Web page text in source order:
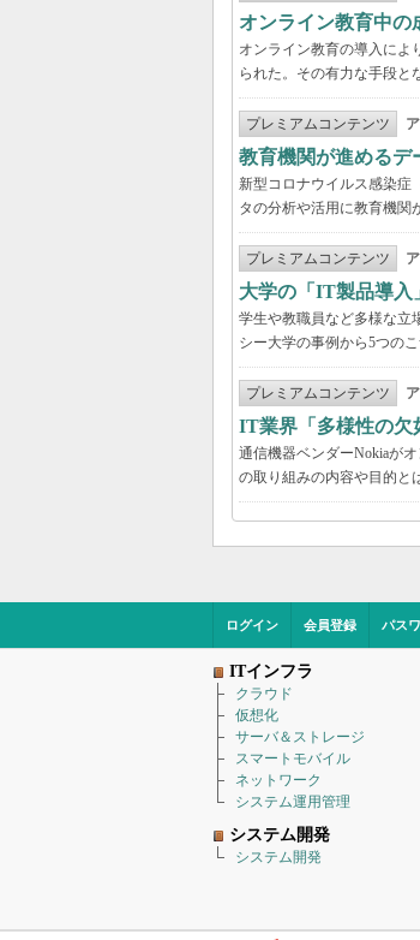
オンライン教育中
オンライン教育の導入によ
られた。その有力な手段と
プレミアムコンテンツ
教育機関が進める
新型コロナウイルス感染症
タの分析や活用に教育機関
プレミアムコンテンツ
大学の「IT製品導
学生や教職員など多様な立
シー大学の事例から5つのこ
プレミアムコンテンツ
IT業界「多様性の
通信機器ベンダーNokiaが
の取り組みの内容や目的と
ログイン 会員登録 パス
ITインフラ
クラウド
仮想化
サーバ＆ストレージ
スマートモバイル
ネットワーク
システム運用管理
システム開発
システム開発